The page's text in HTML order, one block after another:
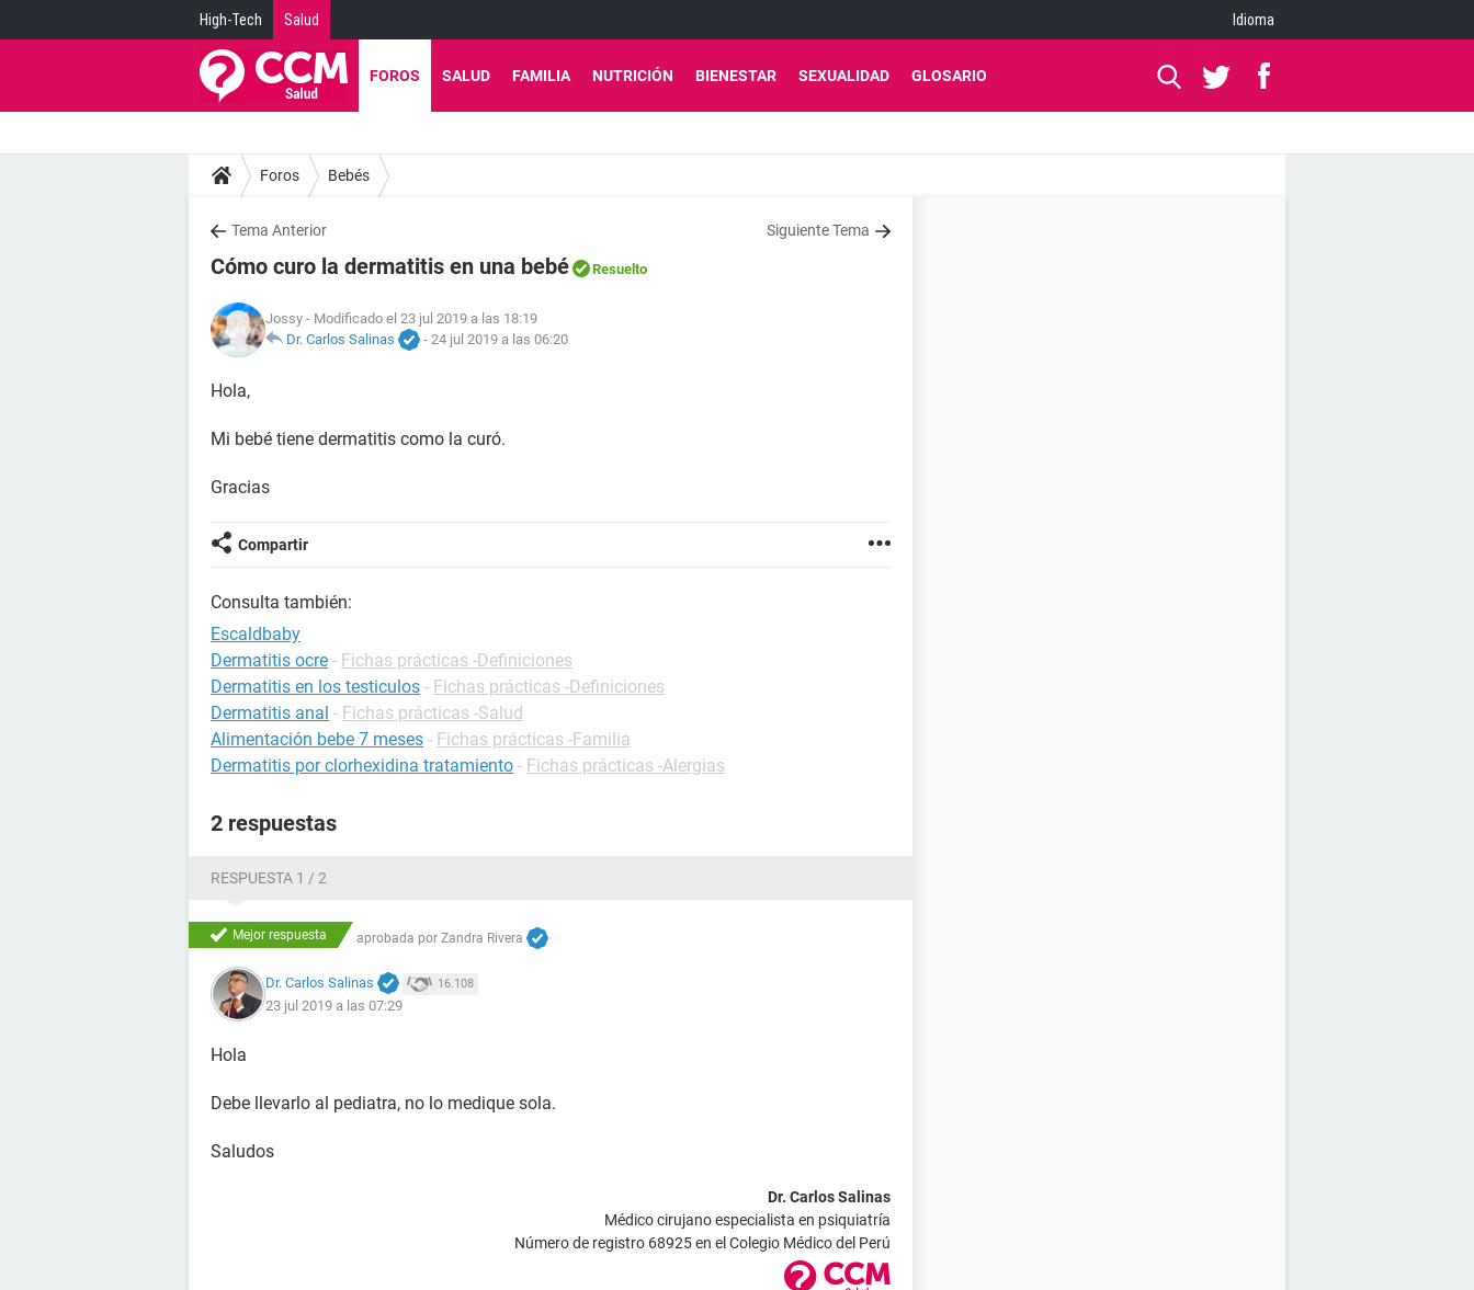
High-Tech Salud Idioma
FOROS SALUD FAMILIA NUTRICIÓN BIENESTAR SEXUALIDAD GLOSARIO
Foros Bebés
Tema Anterior Siguiente Tema
Cómo curo la dermatitis en una bebé Resuelto
Jossy - Modificado el 23 jul 2019 a las 18:19
Dr. Carlos Salinas
- 24 jul 2019 a las 06:20
Hola,
Mi bebé tiene dermatitis como la curó.
Gracias
Compartir
Consulta también:
Escaldbaby
Dermatitis ocre - Fichas prácticas -Definiciones
Dermatitis en los testiculos - Fichas prácticas -Definiciones
Dermatitis anal - Fichas prácticas -Salud
Alimentación bebe 7 meses - Fichas prácticas -Familia
Dermatitis por clorhexidina tratamiento - Fichas prácticas -Alergias
2 respuestas
RESPUESTA 1 / 2
Mejor respuesta aprobada por Zandra Rivera
Dr. Carlos Salinas 16.108
23 jul 2019 a las 07:29
Hola
Debe llevarlo al pediatra, no lo medique sola.
Saludos
Dr. Carlos Salinas
Médico cirujano especialista en psiquiatría
Número de registro 68925 en el Colegio Médico del Perú